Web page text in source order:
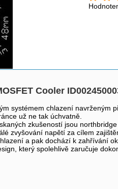
Cooler
systémem chlazení navrženým
už ne tak úchvatně.
zkušeností jsou
zvyšování napětí za cílem
a pak dochází k zahřívání
který spolehlivě zaručuje